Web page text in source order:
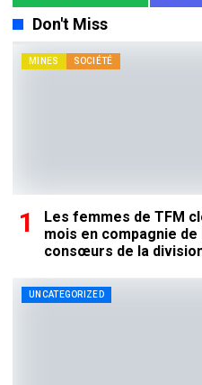
Don't Miss
MINES SOCIÉTÉ
Les femmes de TFM
mois en compagnie de
consœurs de la
UNCATEGORIZED